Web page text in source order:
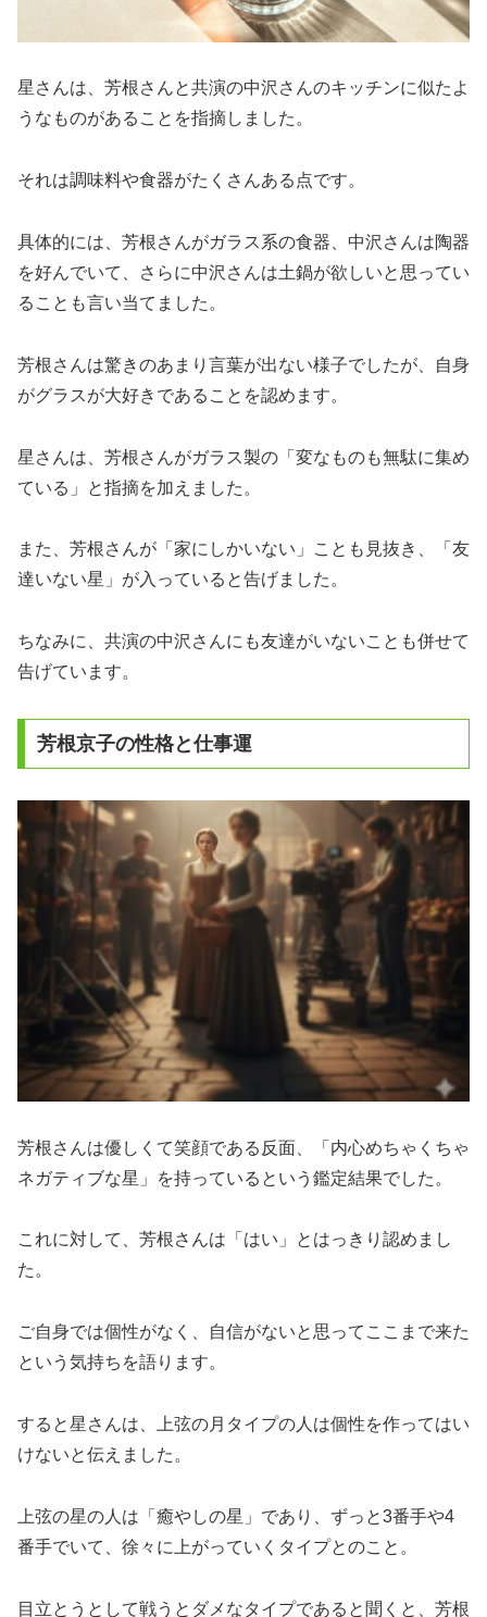
星さんは、芳根さんと共演の中沢さんのキッチンに似たよ
うなものがあることを指摘しました。
それは調味料や食器がたくさんある点です。
具体的には、芳根さんがガラス系の食器、中沢さんは陶器
を好んでいて、さらに中沢さんは土鍋が欲しいと思ってい
ることも言い当てました。
芳根さんは驚きのあまり言葉が出ない様子でしたが、自身
がグラスが大好きであることを認めます。
星さんは、芳根さんがガラス製の「変なものも無駄に集め
ている」と指摘を加えました。
また、芳根さんが「家にしかいない」ことも見抜き、「友
達いない星」が入っていると告げました。
ちなみに、共演の中沢さんにも友達がいないことも併せて
告げています。
芳根京子の性格と仕事運
芳根さんは優しくて笑顔である反面、「内心めちゃくちゃ
ネガティブな星」を持っているという鑑定結果でした。
これに対して、芳根さんは「はい」とはっきり認めまし
た。
ご自身では個性がなく、自信がないと思ってここまで来た
という気持ちを語ります。
すると星さんは、上弦の月タイプの人は個性を作ってはい
けないと伝えました。
上弦の星の人は「癒やしの星」であり、ずっと3番手や4
番手でいて、徐々に上がっていくタイプとのこと。
目立とうとして戦うとダメなタイプであると聞くと、芳根